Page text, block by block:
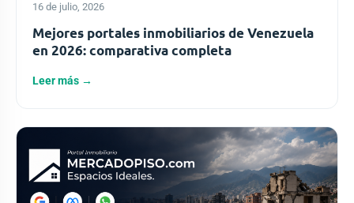
16 de julio, 2026
Mejores portales inmobiliarios de Venezuela
en 2026: comparativa completa
Leer más →